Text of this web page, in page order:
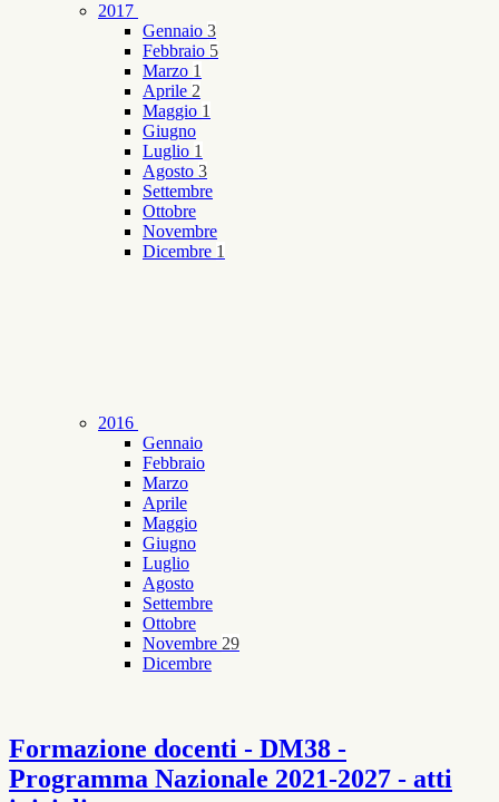
2017
Gennaio 3
Febbraio 5
Marzo 1
Aprile 2
Maggio 1
Giugno
Luglio 1
Agosto 3
Settembre
Ottobre
Novembre
Dicembre 1
2016
Gennaio
Febbraio
Marzo
Aprile
Maggio
Giugno
Luglio
Agosto
Settembre
Ottobre
Novembre 29
Dicembre
Formazione docenti - DM38 -
Programma Nazionale 2021-2027 - atti